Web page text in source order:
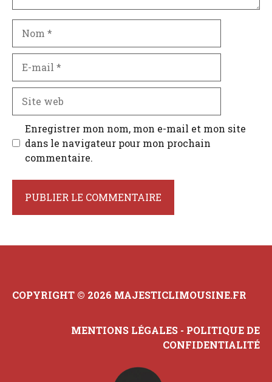
mail
web
Enregistrer mon nom, mon e-mail et mon site
dans le navigateur pour mon prochain
commentaire.
COPYRIGHT © 2026 MAJESTICLIMOUSINE.FR
MENTIONS LÉGALES - POLITIQUE DE
CONFIDENTIALITÉ